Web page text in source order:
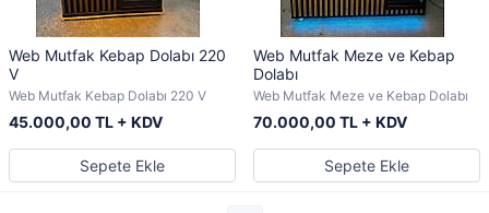
Web Mutfak Kebap Dolabı 220
V
Web Mutfak Kebap Dolabı 220 V
45.000,00 TL + KDV
Sepete Ekle
Web Mutfak Meze ve Kebap
Dolabı
Web Mutfak Meze ve Kebap Dolabı
70.000,00 TL + KDV
Sepete Ekle